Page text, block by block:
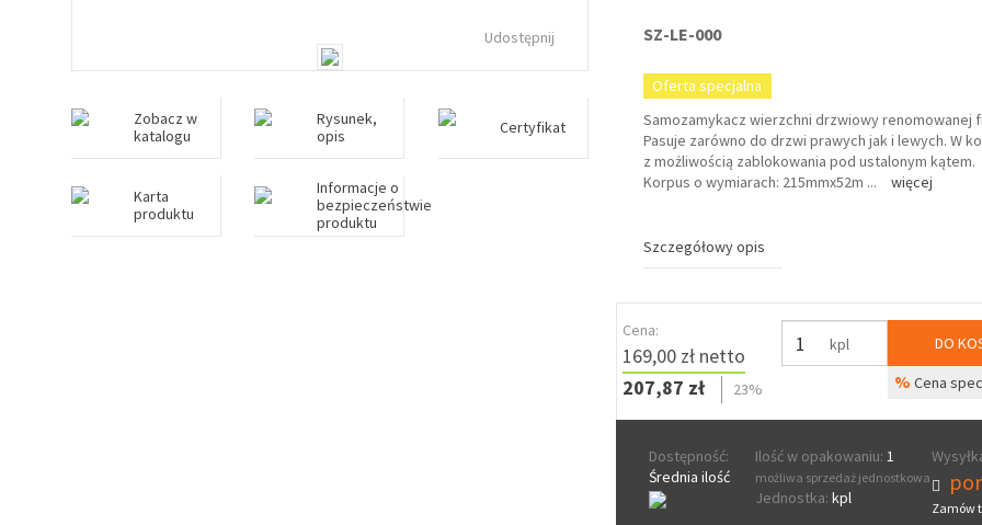
Udostępnij
Zobacz w
katalogu
Rysunek,
opis
Certyfikat
Karta
produktu
Informacje o
bezpieczeństwie
produktu
SZ-LE-000
Oferta specjalna
Samozamykacz wierzchni drzwiowy renomowanej
Pasuje zarówno do drzwi prawych jak i lewych. W
z możliwością zablokowania pod ustalonym kątem.
Korpus o wymiarach: 215mmx52m ... więcej
Szczegółowy opis
Cena:
169,00 zł netto
207,87 zł
23%
kpl DO
% Cena
Dostępność:
Średnia ilość
Ilość w opakowaniu: 1
możliwa sprzedaż jednostkowa
Jednostka: kpl
Zamów